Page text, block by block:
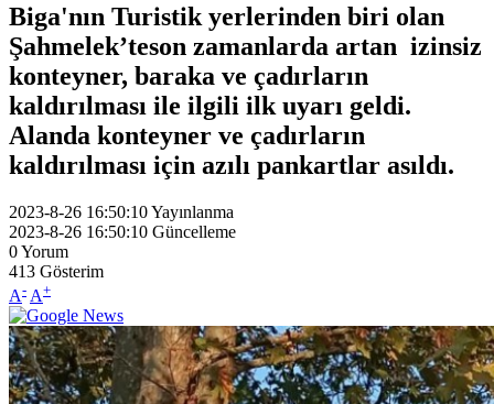
Biga'nın Turistik yerlerinden biri olan
Şahmelek’teson zamanlarda artan izinsiz
konteyner, baraka ve çadırların
kaldırılması ile ilgili ilk uyarı geldi.
Alanda konteyner ve çadırların
kaldırılması için azılı pankartlar asıldı.
2023-8-26 16:50:10Yayınlanma
2023-8-26 16:50:10 Güncelleme
0Yorum
413 Gösterim
A- A+